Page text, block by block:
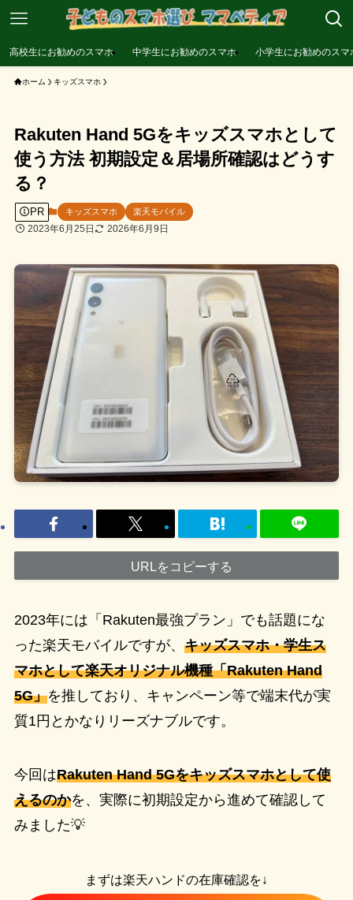
高校生にお勧めのスマホ 中学生にお勧めのスマホ 小学生にお勧めのスマ
ホーム キッズスマホ
Rakuten Hand 5Gをキッズスマホとして
使う方法 初期設定＆居場所確認はどうす
る？
PR キッズスマホ 楽天モバイル
2023年6月25日 2026年6月9日
URLをコピーする
2023年には「Rakuten最強プラン」でも話題にな
った楽天モバイルですが、 キッズスマホ・学生ス
マホとして楽天オリジナル機種「Rakuten Hand
5G」を推しており、キャンペーン等で端末代が実
質1円とかなりリーズナブルです。
今回はRakuten Hand 5Gをキッズスマホとして使
えるのかを、実際に初期設定から進めて確認して
みました💡
まずは楽天ハンドの在庫確認を↓